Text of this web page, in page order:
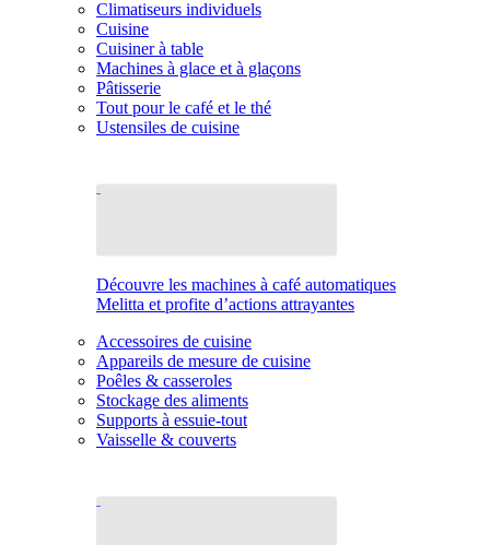
Climatiseurs individuels
Cuisine
Cuisiner à table
Machines à glace et à glaçons
Pâtisserie
Tout pour le café et le thé
Ustensiles de cuisine
Découvre les machines à café automatiques
Melitta et profite d’actions attrayantes
Accessoires de cuisine
Appareils de mesure de cuisine
Poêles & casseroles
Stockage des aliments
Supports à essuie-tout
Vaisselle & couverts